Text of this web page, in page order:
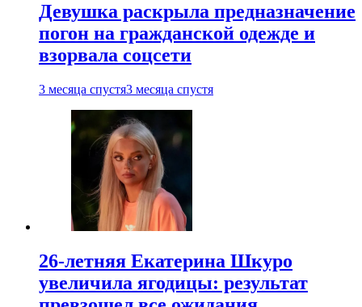
Девушка раскрыла предназначение
погон на гражданской одежде и
взорвала соцсети
3 месяца спустя3 месяца спустя
26-летняя Екатерина Шкуро
увеличила ягодицы: результат